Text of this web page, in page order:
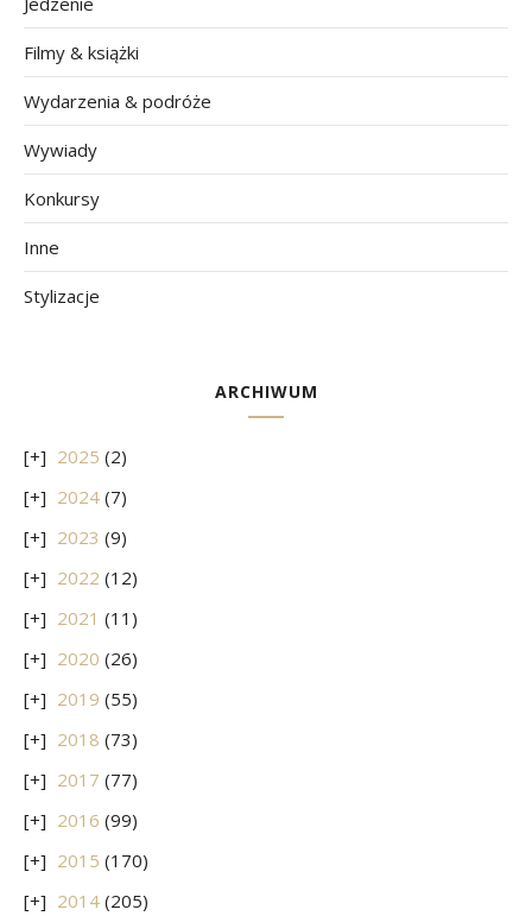
Filmy & książki
Wydarzenia & podróże
Wywiady
Konkursy
Inne
Stylizacje
ARCHIWUM
2025 (2)
2024 (7)
2023 (9)
2022 (12)
2021 (11)
2020 (26)
2019 (55)
2018 (73)
2017 (77)
2016 (99)
2015 (170)
2014 (205)